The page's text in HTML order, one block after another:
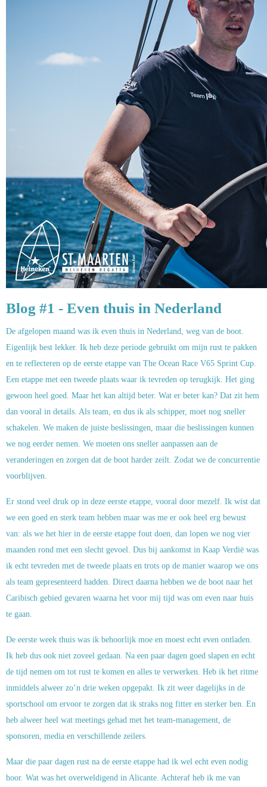
Blog #1 - Even thuis in Nederland
De afgelopen maand was ik even thuis in Nederland, weg van de boot.
Eigenlijk best lekker. Ik heb deze periode gebruikt om mijn rust te pakken
en te reflecteren op de eerste etappe van The Ocean Race V65 Sprint Cup.
Een etappe met een tweede plaats waar ik tevreden op terugkijk. Het ging
gewoon heel goed. Maar het kan altijd beter. Wat er beter kan? Dat zit hem
dan vooral in details. Als team, en dus ik als schipper, moet nog sneller
schakelen. We maken de juiste beslissingen, maar die beslissingen kunnen
we nog eerder nemen. We moeten ons sneller aanpassen aan de
veranderingen en zorgen dat de boot harder zeilt. Zodat we de concurrentie
voorblijven.
Er stond veel druk op in deze eerste etappe, vooral door mezelf. Ik wist dat
we een goed en sterk team hebben maar was me er ook heel erg bewust
van: als we het hier in de eerste etappe fout doen, dan lopen we nog vier
maanden rond met een slecht gevoel. Dus bij aankomst in Kaap Verdië was
ik echt tevreden met de tweede plaats en trots op de manier waarop we ons
als team gepresenteerd hadden. Direct daarna hebben we de boot naar het
Caribisch gebied gevaren waarna het voor mij tijd was om even naar huis
te gaan.
De eerste week thuis was ik behoorlijk moe en moest echt even ontladen.
Ik heb dus ook niet zoveel gedaan. Na een paar dagen goed slapen en echt
de tijd nemen om tot rust te komen en alles te verwerken. Heb ik het ritme
inmiddels alweer zo’n drie weken opgepakt. Ik zit weer dagelijks in de
sportschool om ervoor te zorgen dat ik straks nog fitter en sterker ben. En
heb alweer heel wat meetings gehad met het team-management, de
sponsoren, media en verschillende zeilers.
Maar die paar dagen rust na de eerste etappe had ik wel echt even nodig
hoor. Wat was het overweldigend in Alicante. Achteraf heb ik me van